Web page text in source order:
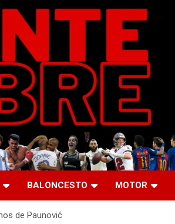
BALONCESTO MOTOR
de Paunović